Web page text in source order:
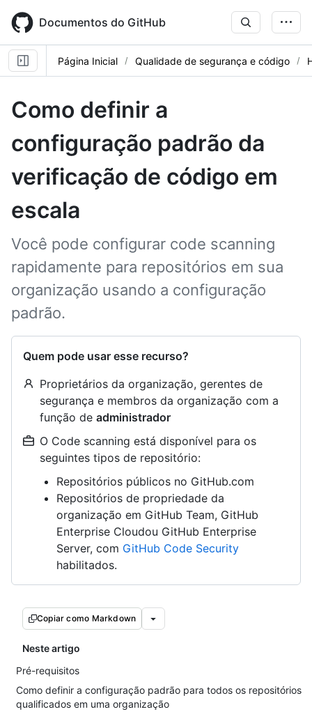
main
content
Documentos do GitHub
Página Inicial Qualidade de segurança e código
Como definir a
configuração padrão da
verificação de código em
escala
Você pode configurar code scanning
rapidamente para repositórios em sua
organização usando a configuração
padrão.
Quem pode usar esse recurso?
Proprietários da organização, gerentes de
segurança e membros da organização com a
função de administrador
O Code scanning está disponível para os
seguintes tipos de repositório:
Repositórios públicos no GitHub.com
Repositórios de propriedade da
organização em GitHub Team, GitHub
Enterprise Cloudou GitHub Enterprise
Server, com GitHub Code Security
habilitados.
Copiar como Markdown
Neste artigo
Pré-requisitos
Como definir a configuração padrão para todos os repositórios
qualificados em uma organização